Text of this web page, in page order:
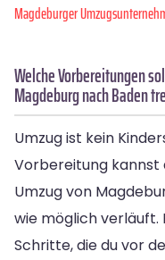
Magdeburger
Welche Vorbereitungen
Magdeburg nach Baden
Umzug ist kein
Vorbereitung kannst
Umzug von
wie möglich verläuft.
Schritte, die du vor